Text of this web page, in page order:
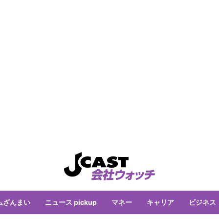
ざんまい ニュース pickup マネー キャリア ビジネス